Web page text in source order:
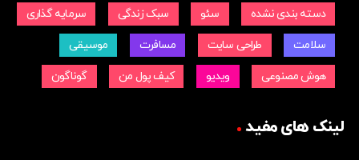
دسته بندی نشده سئو سبک زندگی سرمایه گذاری
سلامت طراحی سایت مسافرت موسیقی
هوش مصنوعی ویدیو کیف پول من گوناگون
لینک های مفید